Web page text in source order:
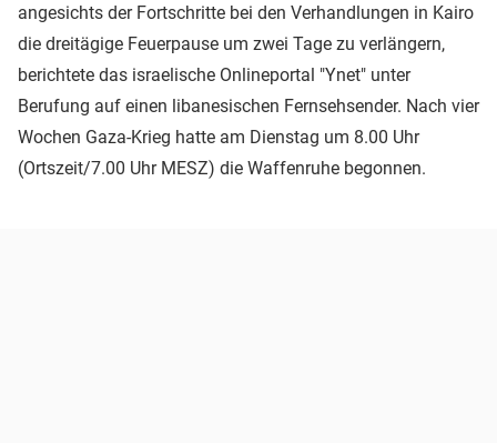
angesichts der Fortschritte bei den Verhandlungen in Kairo
die dreitägige Feuerpause um zwei Tage zu verlängern,
berichtete das israelische Onlineportal "Ynet" unter
Berufung auf einen libanesischen Fernsehsender. Nach vier
Wochen Gaza-Krieg hatte am Dienstag um 8.00 Uhr
(Ortszeit/7.00 Uhr MESZ) die Waffenruhe begonnen.